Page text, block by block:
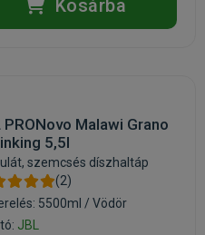
Kosárba
PRONovo Malawi Grano
5,5l
szemcsés díszhaltáp
(2)
5500ml / Vödör
JBL